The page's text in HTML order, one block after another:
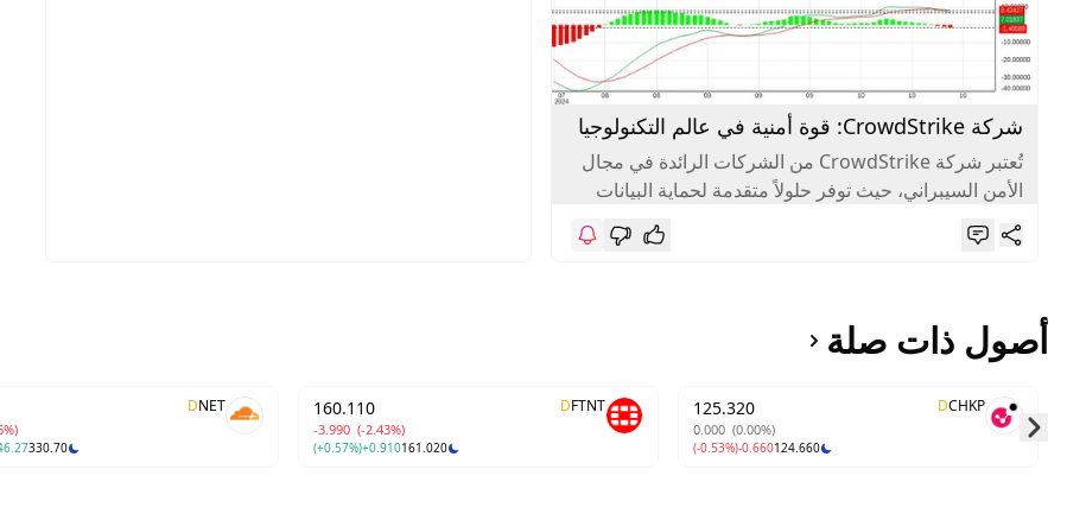
شركة CrowdStrike: قوة أمنية في عالم التكنولوجيا
تُعتبر شركة CrowdStrike من الشركات الرائدة في مجال
الأمن السيبراني، حيث توفر حلولاً متقدمة لحماية البيانات
والشبكات من التهديدات الرقمية....
أصول ذات صلة
CHKP
D
125.320
0.000 (0.00%)
124.660
-0.660
(-0.53%)
FTNT
D
160.110
-3.990 (-2.43%)
161.020
+0.910
(+0.57%)
NET
D
330.70